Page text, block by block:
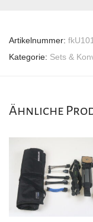
Artikelnummer:
Kategorie: Sets &
Ähnliche